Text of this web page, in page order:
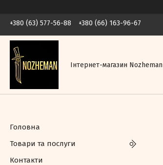
+380 (63) 577-56-88 +380 (66) 163-96-67
Інтернет-магазин Nozheman
Головна
Товари та послуги
Контакти